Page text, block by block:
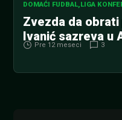
DOMAĆI FUDBAL, LIGA
Zvezda da
Ivanić sazreva u
Pre 12 meseci 3